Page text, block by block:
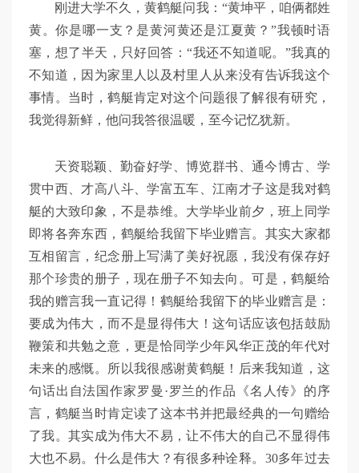
刚进大学不久，黄鹤艇问我：“黄坤平，咱俩都姓
黄。你是哪一支？是黄河黄还是江夏黄？”我顿时语
塞，想了半天，只好回答：“我还不知道呢。”我真的
不知道，因为家里人以及村里人从来没有告诉我这个
事情。当时，鹤艇肯定对这个问题很了解很有研究，
我觉得新鲜，他问我答很温暖，至今记忆犹新。
天资聪颖、勤奋好学、博览群书、通今博古、学
贯中西、才高八斗、学富五车、江南才子这是我对鹤
艇的大致印象，不是恭维。大学毕业前夕，班上同学
即将各奔东西，鹤艇给我留下毕业赠言。其实大家都
互相留言，纪念册上写满了美好祝愿，我没有保存好
那个珍贵的册子，现在册子不知去向。可是，鹤艇给
我的赠言我一直记得！鹤艇给我留下的毕业赠言是：
要成为伟大，而不是显得伟大！这句话应该包括鼓励
鞭策和共勉之意，更是恰同学少年风华正茂的年代对
未来的感慨。所以我很感谢黄鹤艇！后来我知道，这
句话出自法国作家罗曼·罗兰的作品《名人传》的序
言，鹤艇当时肯定读了这本书并把最经典的一句赠给
了我。其实成为伟大不易，让不伟大的自己不显得伟
大也不易。什么是伟大？有很多种诠释。30多年过去